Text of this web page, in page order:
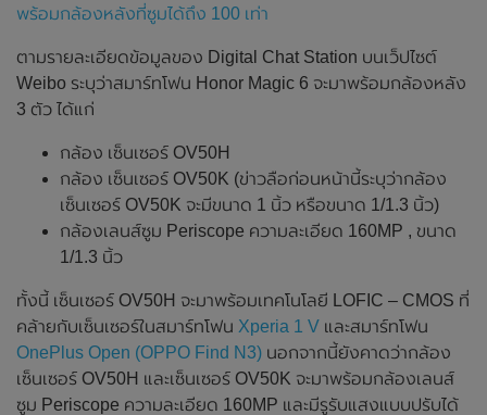
พร้อมกล้องหลังที่ซูมได้ถึง 100 เท่า
ตามรายละเอียดข้อมูลของ Digital Chat Station บนเว็ปไซต์
Weibo ระบุว่าสมาร์ทโฟน Honor Magic 6 จะมาพร้อมกล้องหลัง
3 ตัว ได้แก่
กล้อง เซ็นเซอร์ OV50H
กล้อง เซ็นเซอร์ OV50K (ข่าวลือก่อนหน้านี้ระบุว่ากล้อง
เซ็นเซอร์ OV50K จะมีขนาด 1 นิ้ว หรือขนาด 1/1.3 นิ้ว)
กล้องเลนส์ซูม Periscope ความละเอียด 160MP , ขนาด
1/1.3 นิ้ว
ทั้งนี้ เซ็นเซอร์ OV50H จะมาพร้อมเทคโนโลยี LOFIC – CMOS ที่
คล้ายกับเซ็นเซอร์ในสมาร์ทโฟน Xperia 1 V และสมาร์ทโฟน
OnePlus Open (OPPO Find N3) นอกจากนี้ยังคาดว่ากล้อง
เซ็นเซอร์ OV50H และเซ็นเซอร์ OV50K จะมาพร้อมกล้องเลนส์
ซูม Periscope ความละเอียด 160MP และมีรูรับแสงแบบปรับได้